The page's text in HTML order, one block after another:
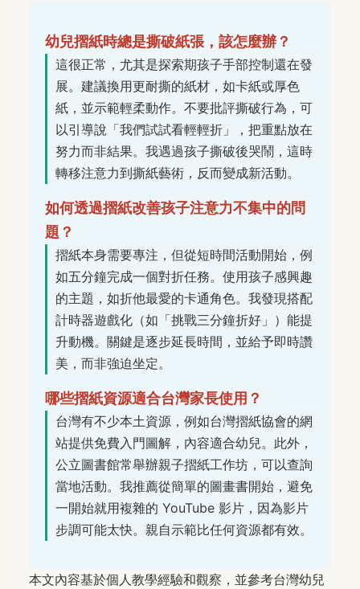
幼兒摺紙時總是撕破紙張，該怎麼辦？
這很正常，尤其是探索期孩子手部控制還在發
展。建議換用更耐撕的紙材，如卡紙或厚色
紙，並示範輕柔動作。不要批評撕破行為，可
以引導說「我們試試看輕輕折」，把重點放在
努力而非結果。我遇過孩子撕破後哭鬧，這時
轉移注意力到撕紙藝術，反而變成新活動。
如何透過摺紙改善孩子注意力不集中的問
題？
摺紙本身需要專注，但從短時間活動開始，例
如五分鐘完成一個對折任務。使用孩子感興趣
的主題，如折他最愛的卡通角色。我發現搭配
計時器遊戲化（如「挑戰三分鐘折好」）能提
升動機。關鍵是逐步延長時間，並給予即時讚
美，而非強迫坐定。
哪些摺紙資源適合台灣家長使用？
台灣有不少本土資源，例如台灣摺紙協會的網
站提供免費入門圖解，內容適合幼兒。此外，
公立圖書館常舉辦親子摺紙工作坊，可以查詢
當地活動。我推薦從簡單的圖畫書開始，避免
一開始就用複雜的 YouTube 影片，因為影片
步調可能太快。親自示範比任何資源都有效。
本文內容基於個人教學經驗和觀察，並參考台灣幼兒